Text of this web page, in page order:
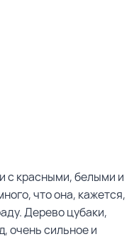
с красными, белыми и
что она, кажется,
Дерево цубаки,
очень сильное и